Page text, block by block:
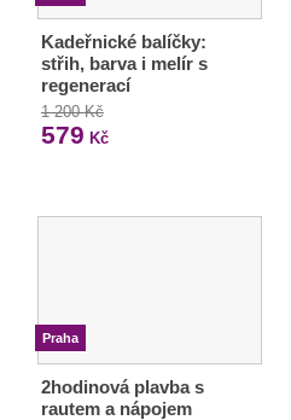
Kadeřnické balíčky:
střih, barva i melír s
regenerací
1 200 Kč
579 Kč
Praha
2hodinová plavba s
rautem a nápojem